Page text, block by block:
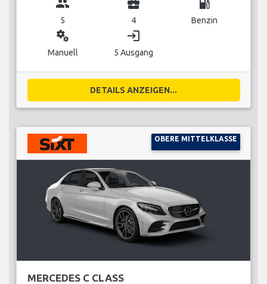
group
5
business_center
4
local_gas_station
Benzin
miscellaneous_services
Manuell
login
5 Ausgang
DETAILS ANZEIGEN...
OBERE MITTELKLASSE
MERCEDES C CLASS